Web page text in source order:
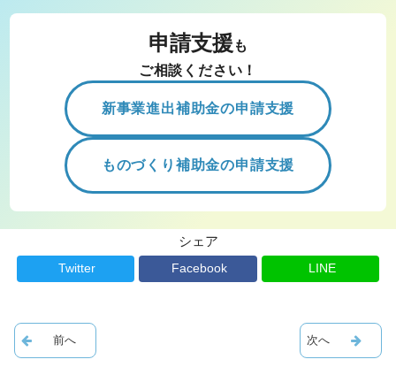
申請支援 も
ご相談ください！
新事業進出補助金の申請支援
ものづくり補助金の申請支援
シェア
Twitter Facebook LINE